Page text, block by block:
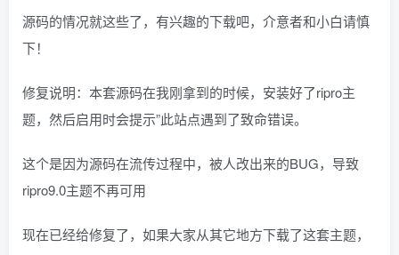
源码的情况就这些了，有兴趣的下载吧，介意者和小白请慎
下！
修复说明：本套源码在我刚拿到的时候，安装好了ripro主
题，然后启用时会提示”此站点遇到了致命错误。
这个是因为源码在流传过程中，被人改出来的BUG，导致
ripro9.0主题不再可用
现在已经给修复了，如果大家从其它地方下载了这套主题，